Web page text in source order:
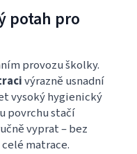
potah pro
provozu školky.
výrazně usnadní
vysoký hygienický
povrchu stačí
vyprat – bez
matrace.